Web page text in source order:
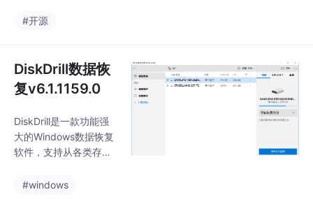
协议连接，基于ACL模
捷授权功能。核心组件
包括MySQL、Redis、
guacd等6个模块，部
工作台远程运维、资源
管控、访问控制及审计
中心，支持会话监控、
求。系统还提供个性化
#开源
DiskDrill数据恢
复v6.1.1159.0
DiskDrill是一款功能强
大的Windows数据恢复
软件，支持从各类存储
机等）中恢复误删文
#windows